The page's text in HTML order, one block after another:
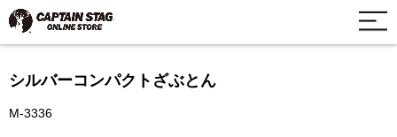
シルバーコンパクトざぶとん
M-3336